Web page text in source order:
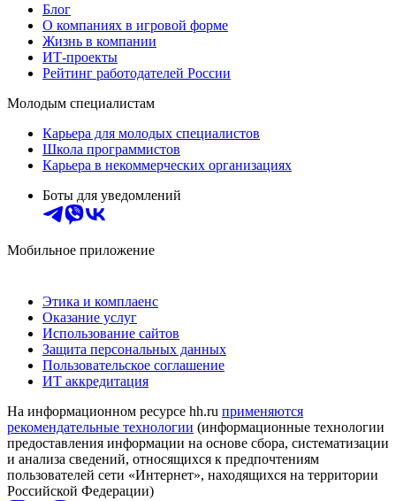
Блог
О компаниях в игровой форме
Жизнь в компании
ИТ-проекты
Рейтинг работодателей России
Молодым специалистам
Карьера для молодых специалистов
Школа программистов
Карьера в некоммерческих организациях
Боты для уведомлений
Мобильное приложение
Этика и комплаенс
Оказание услуг
Использование сайтов
Защита персональных данных
Пользовательское соглашение
ИТ аккредитация
На информационном ресурсе hh.ru применяются
рекомендательные технологии (информационные технологии
предоставления информации на основе сбора, систематизации
и анализа сведений, относящихся к предпочтениям
пользователей сети «Интернет», находящихся на территории
Российской Федерации)